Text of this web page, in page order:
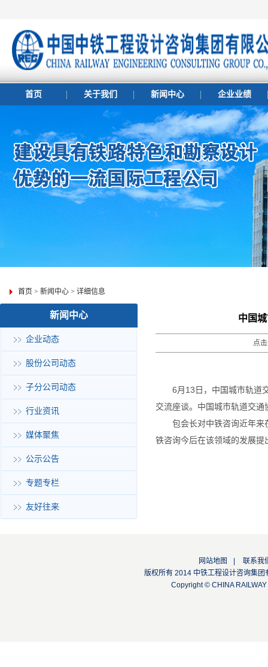
首页 关于我们 新闻中心 企业业绩
首页 > 新闻中心 > 详细信息
新闻中心
企业动态
股份公司动态
子分公司动态
行业资讯
媒体聚焦
公示公告
专题专栏
友好往来
中国
点
6月13日，中国城市轨道
交流座谈。中国城市轨道交
包会长对中铁咨询近年
铁咨询今后在该领域的发展提
网站地图
联系我
版权所有 2014 中铁工程设计咨询
Copyright © CHINA